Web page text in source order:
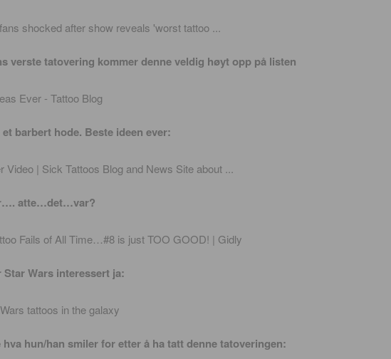
verste tatovering kommer denne veldig høyt opp på listen
barbert hode. Beste ideen ever:
atte…det…var?
Wars interessert ja:
hun/han smiler for etter å ha tatt denne tatoveringen: